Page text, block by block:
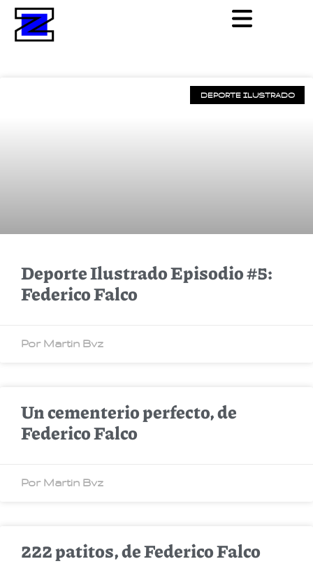
DEPORTE ILUSTRADO
Deporte Ilustrado Episodio #5:
Federico Falco
Por Martin Bvz
Un cementerio perfecto, de
Federico Falco
Por Martin Bvz
222 patitos, de Federico Falco